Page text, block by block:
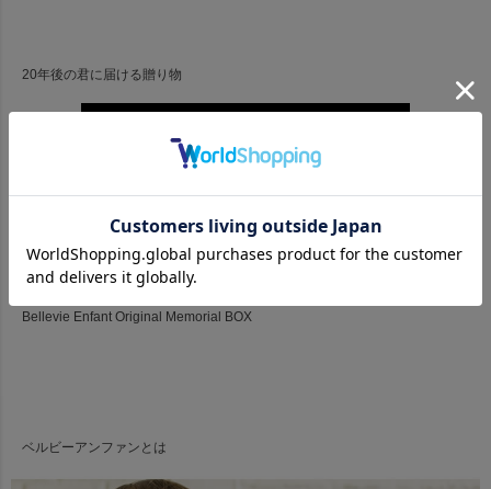
20年後の君に届ける贈り物
Bellevie Enfant Original Memorial BOX
ベルビーアンファンとは